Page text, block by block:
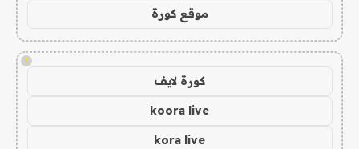
موقع كورة
!
كورة لايف
koora live
kora live